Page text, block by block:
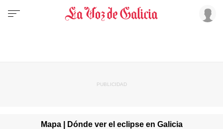
Mapa | Dónde ver el eclipse en Galicia